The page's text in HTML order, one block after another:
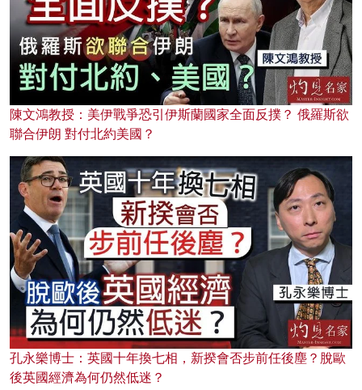
陳文鴻教授：美伊戰爭恐引伊斯蘭國家全面反撲？ 俄羅斯欲
聯合伊朗 對付北約美國？
孔永樂博士：英國十年換七相，新揆會否步前任後塵？脫歐
後英國經濟為何仍然低迷？